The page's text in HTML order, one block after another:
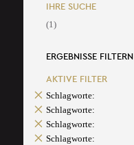
IHRE SUCHE
(1)
ERGEBNISSE FILTERN
AKTIVE FILTER
Schlagworte:
Schlagworte:
Schlagworte:
Schlagworte: